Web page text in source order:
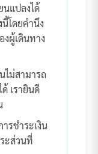
นแปลงได้
โดยคำนึง
ผู้เดินทาง
ไม่สามารถ
เรายินดี
รชำระเงิน
ะส่วนที่